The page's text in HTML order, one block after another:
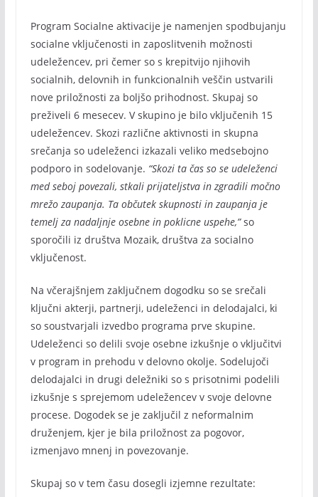
Program Socialne aktivacije je namenjen spodbujanju
socialne vključenosti in zaposlitvenih možnosti
udeležencev, pri čemer so s krepitvijo njihovih
socialnih, delovnih in funkcionalnih veščin ustvarili
nove priložnosti za boljšo prihodnost. Skupaj so
preživeli 6 mesecev. V skupino je bilo vključenih 15
udeležencev. Skozi različne aktivnosti in skupna
srečanja so udeleženci izkazali veliko medsebojno
podporo in sodelovanje. “Skozi ta čas so se udeleženci
med seboj povezali, stkali prijateljstva in zgradili močno
mrežo zaupanja. Ta občutek skupnosti in zaupanja je
temelj za nadaljnje osebne in poklicne uspehe,”so
sporočili iz društva Mozaik, društva za socialno
vključenost.
Na včerajšnjem zaključnem dogodku so se srečali
ključni akterji, partnerji, udeleženci in delodajalci, ki
so soustvarjali izvedbo programa prve skupine.
Udeleženci so delili svoje osebne izkušnje o vključitvi
v program in prehodu v delovno okolje. Sodelujoči
delodajalci in drugi deležniki so s prisotnimi podelili
izkušnje s sprejemom udeležencev v svoje delovne
procese. Dogodek se je zaključil z neformalnim
druženjem, kjer je bila priložnost za pogovor,
izmenjavo mnenj in povezovanje.
Skupaj so v tem času dosegli izjemne rezultate: